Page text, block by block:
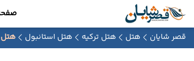
قصر شایان هتل هتل ترکیه هتل استانبول هتل